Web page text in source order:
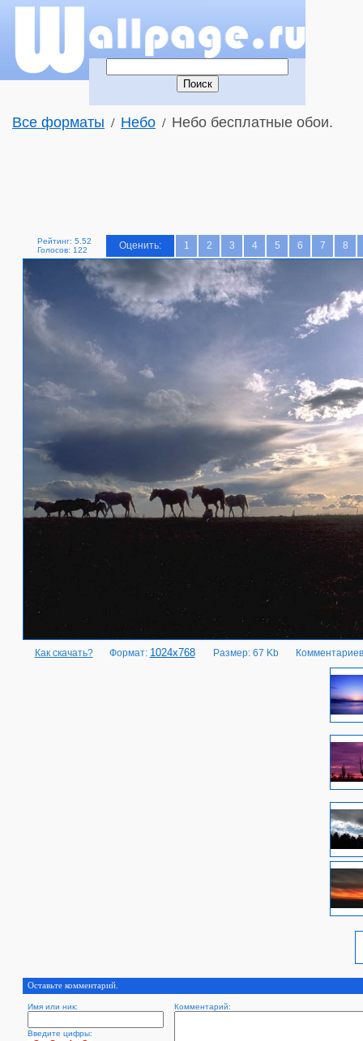
Все форматы / Небо / Небо бесплатные обои.
Рейтинг: 5.52
Голосов: 122
Оценить: 1 2 3 4 5 6 7 8
Как скачать? Формат: 1024x768 Размер: 67 Kb
Оставьте комментарий.
Имя или ник: Комментарий:
Введите цифры: